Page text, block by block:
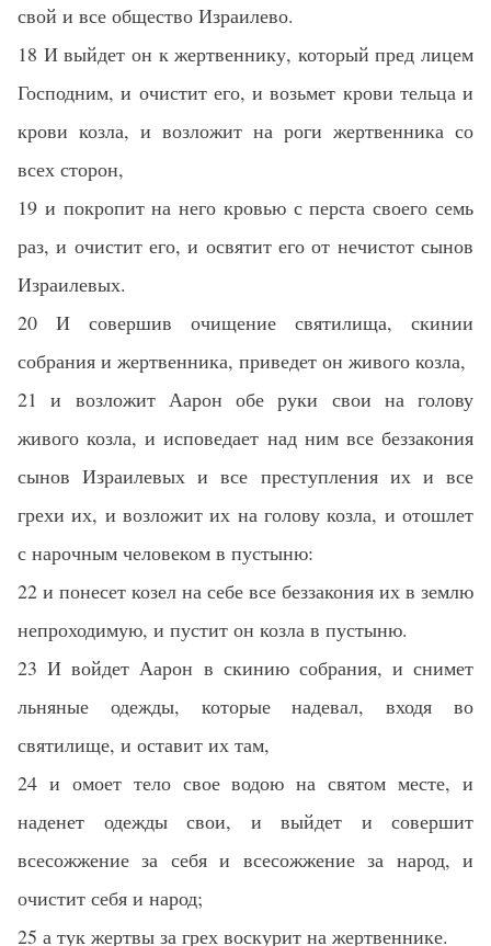
свой и все общество Израилево.
18 И выйдет он к жертвеннику, который пред лицем
Господним, и очистит его, и возьмет крови тельца и
крови козла, и возложит на роги жертвенника со
всех сторон,
19 и покропит на него кровью с перста своего семь
раз, и очистит его, и освятит его от нечистот сынов
Израилевых.
20 И совершив очищение святилища, скинии
собрания и жертвенника, приведет он живого козла,
21 и возложит Аарон обе руки свои на голову
живого козла, и исповедает над ним все беззакония
сынов Израилевых и все преступления их и все
грехи их, и возложит их на голову козла, и отошлет
с нарочным человеком в пустыню:
22 и понесет козел на себе все беззакония их в землю
непроходимую, и пустит он козла в пустыню.
23 И войдет Аарон в скинию собрания, и снимет
льняные одежды, которые надевал, входя во
святилище, и оставит их там,
24 и омоет тело свое водою на святом месте, и
наденет одежды свои, и выйдет и совершит
всесожжение за себя и всесожжение за народ, и
очистит себя и народ;
25 а тук жертвы за грех воскурит на жертвеннике.